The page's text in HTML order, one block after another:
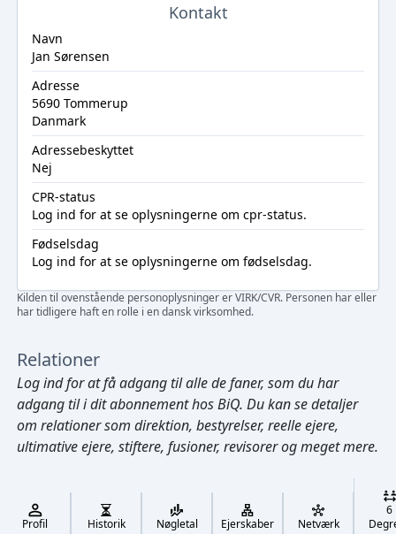
Cmd/Ctrl + K
Kontakt
Navn
Jan Sørensen
Adresse
5690 Tommerup
Danmark
Adressebeskyttet
Nej
CPR-status
Log ind for at se oplysningerne om cpr-status.
Fødselsdag
Log ind for at se oplysningerne om fødselsdag.
Kilden til ovenstående personoplysninger er VIRK/CVR. Personen har eller
har tidligere haft en rolle i en dansk virksomhed.
Relationer
Log indfor at få adgang til alle de faner, som du har
adgang til i dit abonnement hos BiQ. Du kan se detaljer
om relationer som direktion, bestyrelser, reelle ejere,
ultimative ejere, stiftere, fusioner, revisorer og meget mere.
Profil Historik Nøgletal Ejerskaber Netværk
6